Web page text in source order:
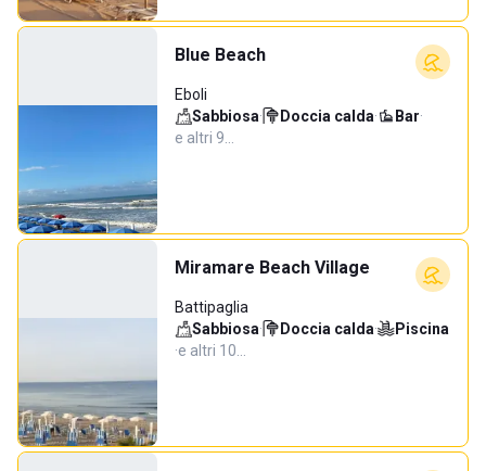
Blue Beach
Eboli
Sabbiosa· Doccia calda· Bar·
e altri 9…
Miramare Beach Village
Battipaglia
Sabbiosa· Doccia calda·
Piscina
·e altri 10…